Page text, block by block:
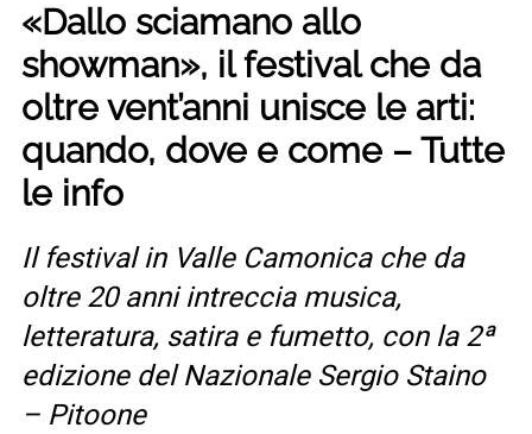
«Dallo sciamano allo
showman», il festival che da
oltre vent’anni unisce le arti:
quando, dove e come – Tutte
le info
Il festival in Valle Camonica che da
oltre 20 anni intreccia musica,
letteratura, satira e fumetto, con la 2ª
edizione del Nazionale Sergio Staino
– Pitoone